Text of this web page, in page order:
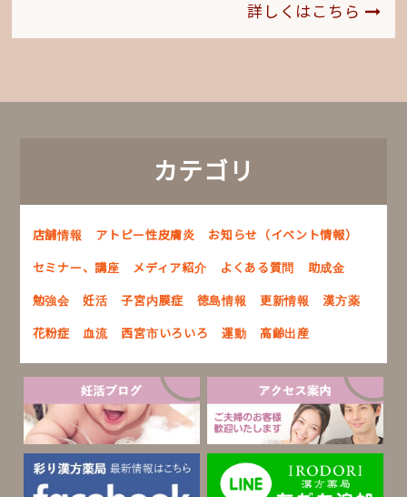
詳しくはこちら
カテゴリ
店舗情報 アトピー性皮膚炎 お知らせ（イベント情報）
セミナー、講座 メディア紹介 よくある質問 助成金
勉強会 妊活 子宮内膜症 徳島情報 更新情報 漢方薬
花粉症 血流 西宮市いろいろ 運動 高齢出産